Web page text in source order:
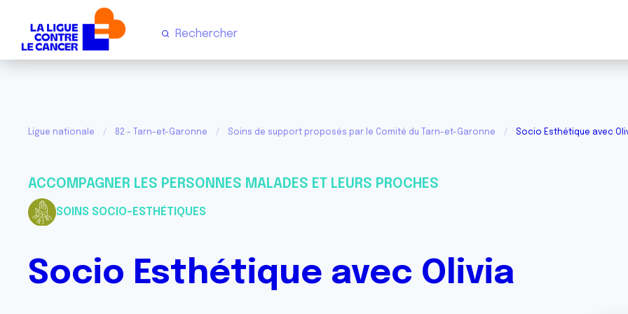
Ligue nationale 82 - Tarn-et-Garonne Soins de support proposés par le Comité du Tarn-et-Garonne Socio Esthétique avec
ACCOMPAGNER LES PERSONNES MALADES ET LEURS PROCHES
SOINS SOCIO-ESTHÉTIQUES
Socio Esthétique avec Olivia